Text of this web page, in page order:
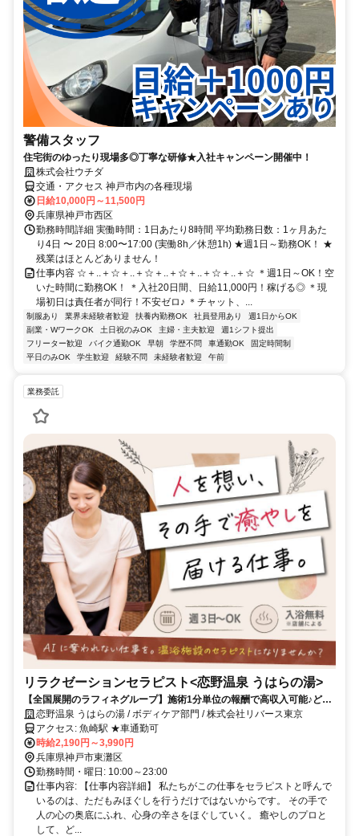
警備スタッフ
住宅街のゆったり現場多◎丁寧な研修★入社キャンペーン開催中！
株式会社ウチダ
交通・アクセス 神戸市内の各種現場
日給10,000円～11,500円
兵庫県神戸市西区
勤務時間詳細 実働時間：1日あたり8時間 平均勤務日数：1ヶ月あた
り4日 〜 20日 8:00〜17:00 (実働8h／休憩1h) ★週1日～勤務OK！ ★
残業はほとんどありません！
仕事内容 ☆＋..＋☆＋..＋☆＋..＋☆＋..＋☆＋..＋☆ ＊週1日～OK！空
いた時間に勤務OK！ ＊入社20日間、日給11,000円！稼げる◎ ＊現
場初日は責任者が同行！不安ゼロ♪ ＊チャット、...
制服あり 業界未経験者歓迎 扶養内勤務OK 社員登用あり
週1日からOK
副業・WワークOK
土日祝のみOK 主婦・主夫歓迎
週1シフト提出
フリーター歓迎
バイク通勤OK 早朝 学歴不問 車通勤OK
固定時間制
平日のみOK
学生歓迎 経験不問 未経験者歓迎 午前
業務委託
リラクゼーションセラピスト<恋野温泉 うはらの湯>
【全国展開のラフィネグループ】施術1分単位の報酬で高収入可能♪どん
なにAIが進歩しても無くならない仕事です♪未経験者デビューも大歓迎！
恋野温泉 うはらの湯 / ボディケア部門 / 株式会社リバース東京
アクセス: 魚崎駅 ★車通勤可
時給2,190円～3,990円
兵庫県神戸市東灘区
勤務時間・曜日: 10:00～23:00
仕事内容: 【仕事内容詳細】 私たちがこの仕事をセラピストと呼んで
いるのは、ただもみほぐしを行うだけではないからです。 その手で
人の心の奥底にふれ、心身の辛さをほぐしていく。 癒やしのプロと
して、ど...